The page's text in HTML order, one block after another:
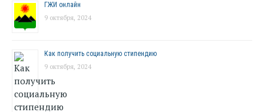
ГЖИ онлайн
9 октября, 2024
Как получить социальную стипендию
9 октября, 2024